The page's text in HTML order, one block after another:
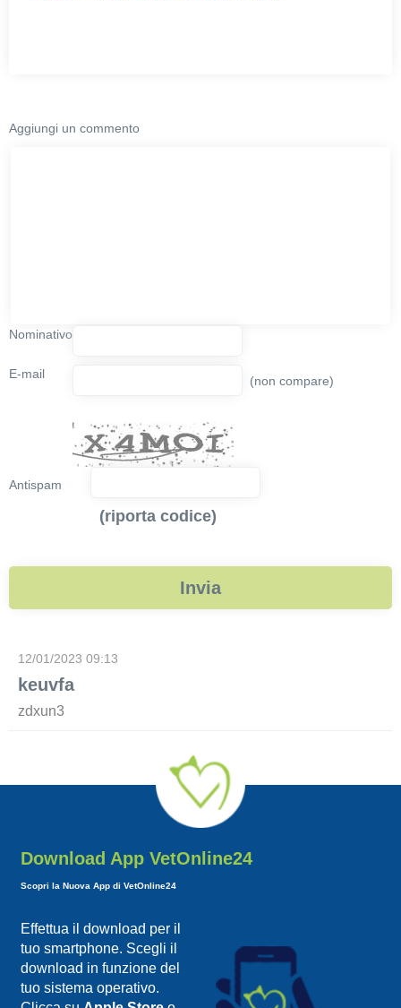
Aggiungi un commento
Nominativo
E-mail (non compare)
Antispam
(riporta codice)
12/01/2023 09:13
keuvfa
zdxun3
Download App VetOnline24
Scopri la Nuova App di VetOnline24
Effettua il download per il
tuo smartphone. Scegli il
download in funzione del
tuo sistema operativo.